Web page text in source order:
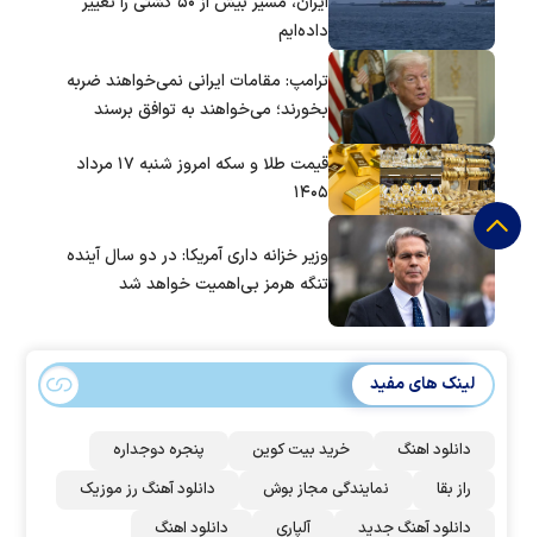
داده‌ایم
ترامپ: مقامات ایرانی نمی‌خواهند ضربه
بخورند؛ می‌خواهند به توافق برسند
قیمت طلا و سکه امروز شنبه ۱۷ مرداد
۱۴۰۵
وزیر خزانه داری آمریکا: در دو سال آینده
تنگه هرمز بی‌اهمیت خواهد شد
لینک های مفید
دانلود اهنگ خرید بیت کوین
پنجره دوجداره
راز بقا
نمایندگی مجاز بوش
دانلود آهنگ رز‌ موزیک
دانلود آهنگ جدید
آلپاری دانلود اهنگ